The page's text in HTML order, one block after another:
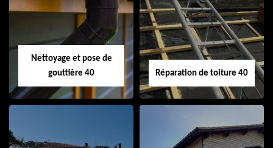
40
40
Nettoyage et pose de
gouttière 40
Réparation de toiture 40